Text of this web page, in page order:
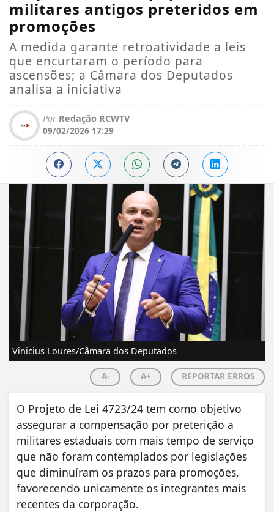
militares antigos preteridos em
promoções
A medida garante retroatividade a leis
que encurtaram o período para
ascensões; a Câmara dos Deputados
analisa a iniciativa
Por Redação RCWTV
09/02/2026 17:29
Vinicius Loures/Câmara dos Deputados
A- A+ REPORTAR ERROS
O Projeto de Lei 4723/24 tem como objetivo
assegurar a compensação por preterição a
militares estaduais com mais tempo de serviço
que não foram contemplados por legislações
que diminuíram os prazos para promoções,
favorecendo unicamente os integrantes mais
recentes da corporação.